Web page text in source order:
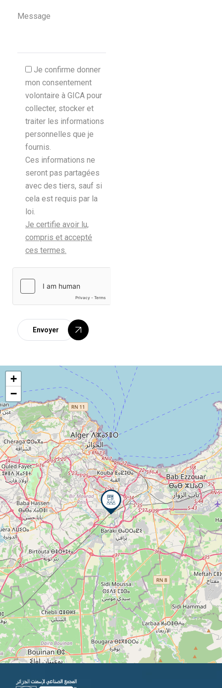
Je confirme donner
mon consentement
volontaire à GICA pour
collecter, stocker et
traiter les informations
personnelles que je
fournis.
Ces informations ne
seront pas partagées
avec des tiers, sauf si
cela est requis par la
loi.
Je certifie avoir lu,
compris et accepté
ces termes.
Envoyer
+
−